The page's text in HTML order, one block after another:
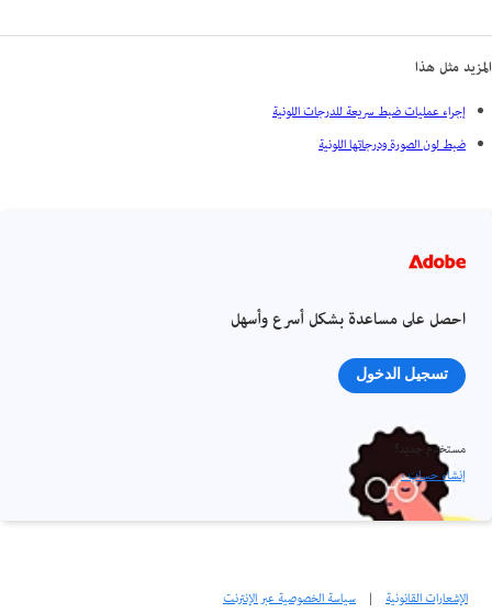
المزيد مثل هذا
إجراء عمليات ضبط سريعة للدرجات اللونية
ضبط لون الصورة ودرجاتها اللونية
احصل على مساعدة بشكل أسرع وأسهل
تسجيل الدخول
مستخدم جديد؟
إنشاء حساب ›
الإشعارات القانونية | سياسة الخصوصية عبر الإنترنت